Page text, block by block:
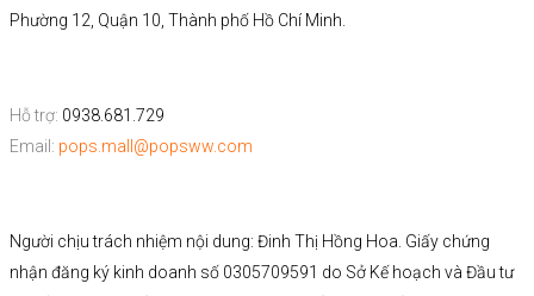
Phường 12, Quận 10, Thành phố Hồ Chí Minh.
Hỗ trợ: 0938.681.729
Email: pops.mall@popsww.com
Người chịu trách nhiệm nội dung: Đinh Thị Hồng Hoa. Giấy chứng
nhận đăng ký kinh doanh số 0305709591 do Sở Kế hoạch và Đầu tư